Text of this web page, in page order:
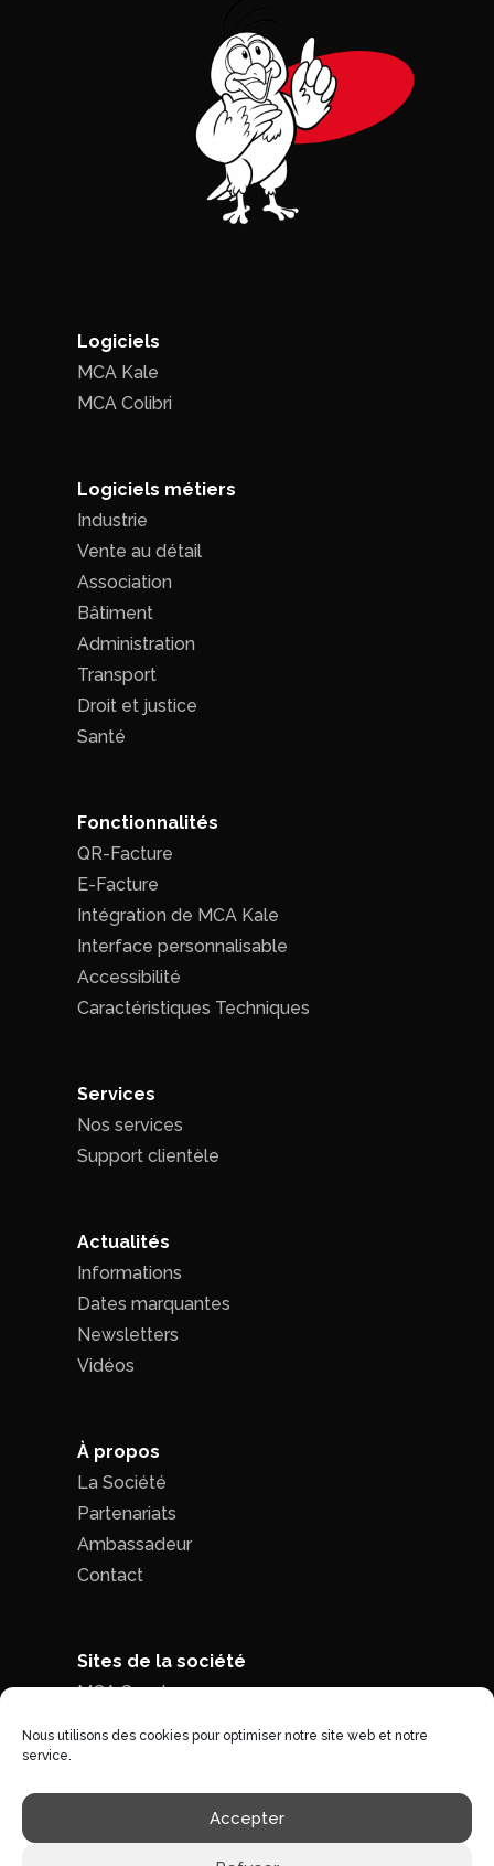
Nous utilisons des cookies pour optimiser notre site web et notre
service.
Accepter
Logiciels
MCA Kale
MCA Colibri
Logiciels métiers
Industrie
Vente au détail
Association
Bâtiment
Administration
Transport
Droit et justice
Santé
Fonctionnalités
QR-Facture
E-Facture
Intégration de MCA Kale
Interface personnalisable
Accessibilité
Caractéristiques Techniques
Services
Nos services
Support clientèle
Actualités
Informations
Dates marquantes
Newsletters
Vidéos
À propos
La Société
Partenariats
Ambassadeur
Contact
Sites de la société
MCA Seed
Politique de confidentialité|Conditions
générales de ventes